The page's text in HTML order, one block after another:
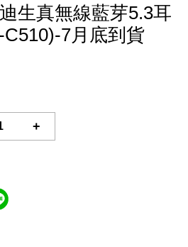
生真無線藍芽5.3耳
7月底到貨
+